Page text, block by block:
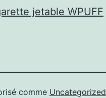
jetable WPUFF
comme Uncategorized